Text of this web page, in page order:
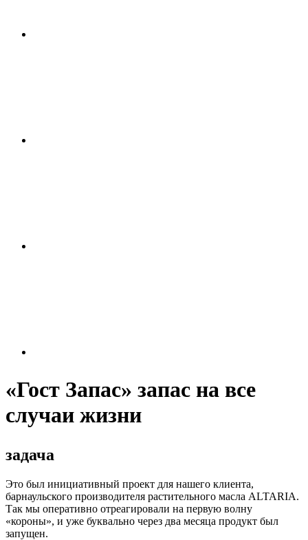
«Гост Запас» запас на все
случаи жизни
задача
Это был инициативный проект для нашего клиента,
барнаульского производителя растительного масла ALTARIA.
Так мы оперативно отреагировали на первую волну
«короны», и уже буквально через два месяца продукт был
запущен.